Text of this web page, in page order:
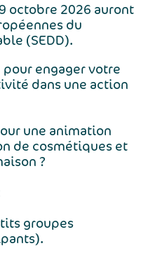
octobre 2026 auront
du
(SEDD).
engager votre
dans une action
une animation
de cosmétiques et
?
groupes